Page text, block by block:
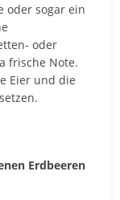
oder sogar ein
oder
frische Note.
Eier und die
Erdbeeren